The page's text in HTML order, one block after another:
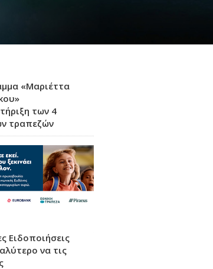
«Μαριέττα
των 4
τραπεζών
Ειδοποιήσεις
να τις